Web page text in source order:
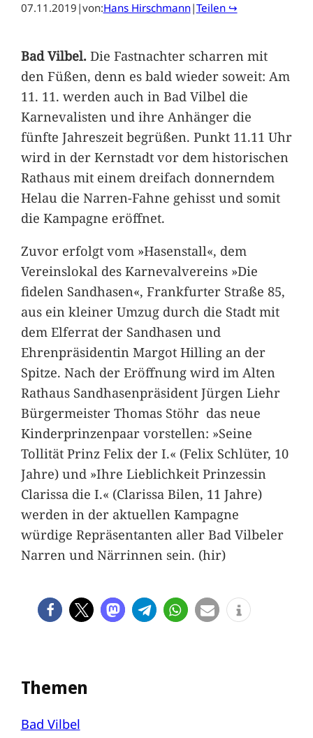
07.11.2019 |von:Hans Hirschmann|Teilen ↪
Bad Vilbel.Die Fastnachter scharren mit
den Füßen, denn es bald wieder soweit: Am
11. 11. werden auch in Bad Vilbel die
Karnevalisten und ihre Anhänger die
fünfte Jahreszeit begrüßen. Punkt 11.11 Uhr
wird in der Kernstadt vor dem historischen
Rathaus mit einem dreifach donnerndem
Helau die Narren-Fahne gehisst und somit
die Kampagne eröffnet.
Zuvor erfolgt vom »Hasenstall«, dem
Vereinslokal des Karnevalvereins »Die
fidelen Sandhasen«, Frankfurter Straße 85,
aus ein kleiner Umzug durch die Stadt mit
dem Elferrat der Sandhasen und
Ehrenpräsidentin Margot Hilling an der
Spitze. Nach der Eröffnung wird im Alten
Rathaus Sandhasenpräsident Jürgen Liehr
Bürgermeister Thomas Stöhr das neue
Kinderprinzenpaar vorstellen: »Seine
Tollität Prinz Felix der I.« (Felix Schlüter, 10
Jahre) und »Ihre Lieblichkeit Prinzessin
Clarissa die I.« (Clarissa Bilen, 11 Jahre)
werden in der aktuellen Kampagne
würdige Repräsentanten aller Bad Vilbeler
Narren und Närrinnen sein. (hir)
Themen
Bad Vilbel